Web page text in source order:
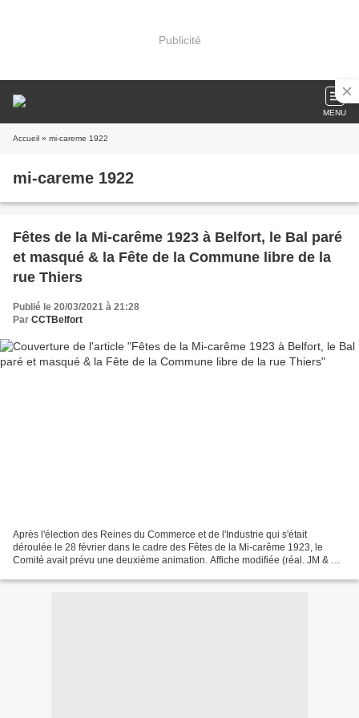
Publicité
MENU
Accueil » mi-careme 1922
mi-careme 1922
Fêtes de la Mi-carême 1923 à Belfort, le Bal paré
et masqué & la Fête de la Commune libre de la
rue Thiers
Publié le 20/03/2021 à 21:28
Par CCTBelfort
Après l'élection des Reines du Commerce et de l'Industrie qui s'était
déroulée le 28 février dans le cadre des Fêtes de la Mi-carême 1923, le
Comité avait prévu une deuxième animation. Affiche modifiée (réal. JM & BF)